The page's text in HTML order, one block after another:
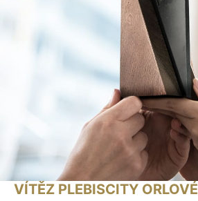
VÍTĚZ PLEBISCITY ORLOVÉ